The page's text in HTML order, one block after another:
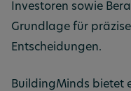
Investoren sowie
Grundlage für
Entscheidungen.
BuildingMinds bietet